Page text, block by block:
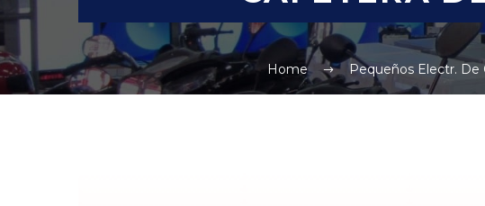
Home Pequeños Electr. De